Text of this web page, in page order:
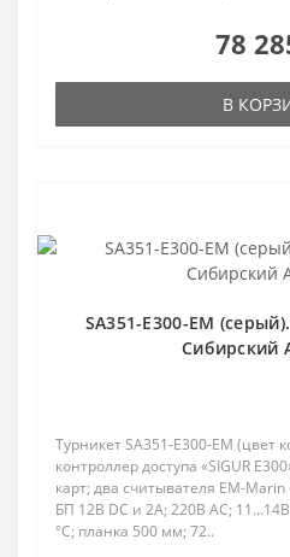
78
В
SA351-E300-EM
Сибирский
Турникет SA351-E300-EM (цвет
контроллер доступа «SIGUR
карт; два считывателя EM-
БП 12В DC и 2А; 220В AC;
°C; планка 500 мм; 72..